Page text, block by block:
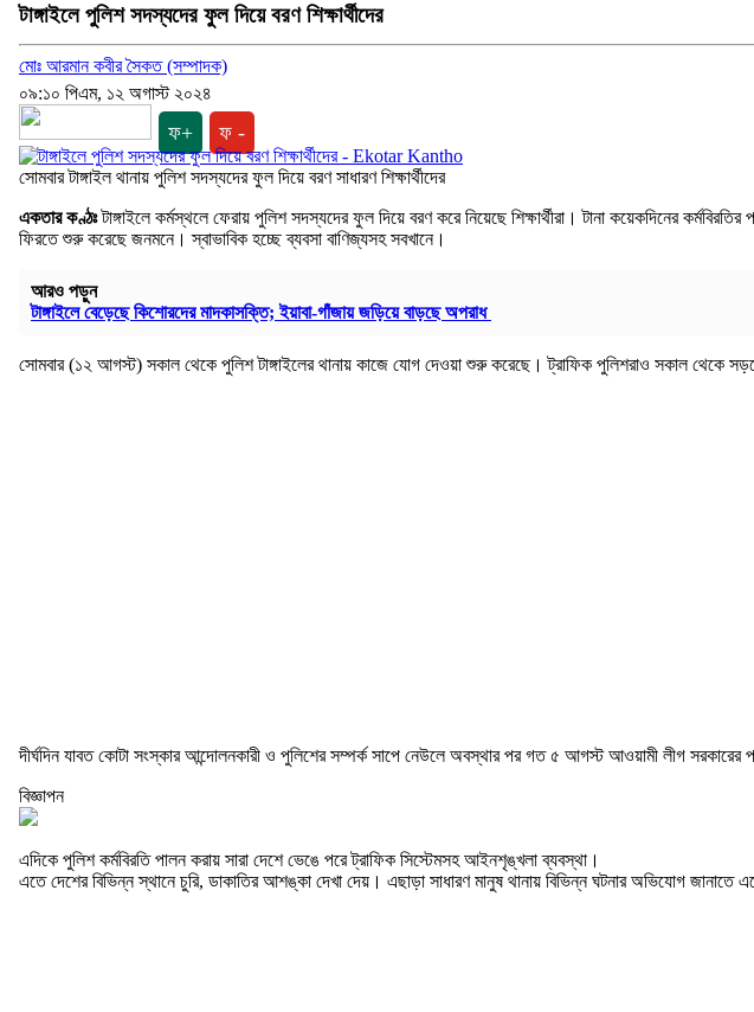
টাঙ্গাইলে পুলিশ সদস্যদের ফুল দিয়ে বরণ শিক্ষার্থীদের
মোঃ আরমান কবীর সৈকত (সম্পাদক)
০৯:১০ পিএম, ১২ অগাস্ট ২০২৪
ফ+ ফ -
সোমবার টাঙ্গাইল থানায় পুলিশ সদস্যদের ফুল দিয়ে বরণ সাধারণ শিক্ষার্থীদের
একতার কণ্ঠঃটাঙ্গাইলে কর্মস্থলে ফেরায় পুলিশ সদস্যদের ফুল দিয়ে বরণ করে নিয়েছে শিক্ষার্থীরা। টানা কয়েকদিনের
ফিরতে শুরু করেছে জনমনে। স্বাভাবিক হচ্ছে ব্যবসা বাণিজ্যসহ সবখানে।
আরও পড়ুন
টাঙ্গাইলে বেড়েছে কিশোরদের মাদকাসক্তি; ইয়াবা-গাঁজায় জড়িয়ে বাড়ছে অপরাধ
সোমবার (১২ আগস্ট) সকাল থেকে পুলিশ টাঙ্গাইলের থানায় কাজে যোগ দেওয়া শুরু করেছে। ট্রাফিক পুলিশরাও সকাল থেকে
দীর্ঘদিন যাবত কোটা সংস্কার আন্দোলনকারী ও পুলিশের সম্পর্ক সাপে নেউলে অবস্থার পর গত ৫ আগস্ট আওয়ামী লীগ
বিজ্ঞাপন
এদিকে পুলিশ কর্মবিরতি পালন করায় সারা দেশে ভেঙে পরে ট্রাফিক সিস্টেমসহ আইনশৃঙ্খলা ব্যবস্থা।
এতে দেশের বিভিন্ন স্থানে চুরি, ডাকাতির আশঙ্কা দেখা দেয়। এছাড়া সাধারণ মানুষ থানায় বিভিন্ন ঘটনার অভিযোগ জানাতে